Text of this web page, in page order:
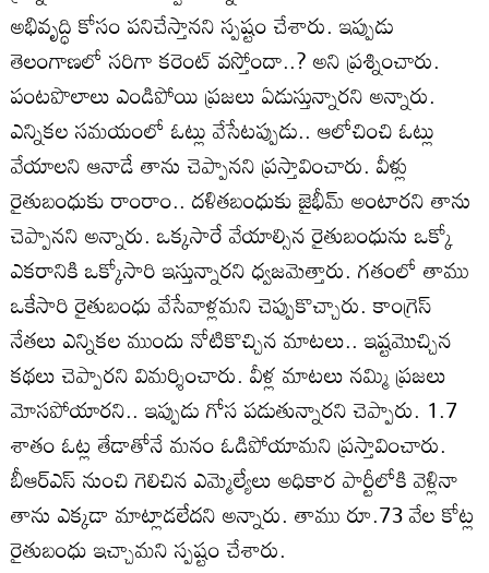
అభివృద్ధి కోసం పనిచేస్తానని స్పష్టం చేశారు. ఇప్పుడు
తెలంగాణలో సరిగా కరెంట్‌ వస్తోందా..? అని ప్రశ్నించారు.
పంటపొలాలు ఎండిపోయి ప్రజలు ఏడుస్తున్నారని అన్నారు.
ఎన్నికల సమయంలో ఓట్లు వేసేటప్పుడు.. ఆలోచించి ఓట్లు
వేయాలని ఆనాడే తాను చెప్పానని ప్రస్తావించారు. వీళ్లు
రైతుబంధుకు రాంరాం.. దళితబంధుకు జైభీమ్‌ అంటారని తాను
చెప్పానని అన్నారు. ఒక్కసారే వేయాల్సిన రైతుబంధును ఒక్కో
ఎకరానికి ఒక్కోసారి ఇస్తున్నారని ధ్వజమెత్తారు. గతంలో తాము
ఒకేసారి రైతుబంధు వేసేవాళ్లమని చెప్పుకొచ్చారు. కాంగ్రెస్
నేతలు ఎన్నికల ముందు నోటికొచ్చిన మాటలు.. ఇష్టమొచ్చిన
కథలు చెప్పారని విమర్శించారు. వీళ్ల మాటలు నమ్మి ప్రజలు
మోసపోయారని.. ఇప్పుడు గోస పడుతున్నారని చెప్పారు. 1.7
శాతం ఓట్ల తేడాతోనే మనం ఓడిపోయామని ప్రస్తావించారు.
బీఆర్ఎస్ నుంచి గెలిచిన ఎమ్మెల్యేలు అధికార పార్టీలోకి వెళ్లినా
తాను ఎక్కడా మాట్లాడలేదని అన్నారు. తాము రూ.73 వేల కోట్ల
రైతుబంధు ఇచ్చామని స్పష్టం చేశారు.